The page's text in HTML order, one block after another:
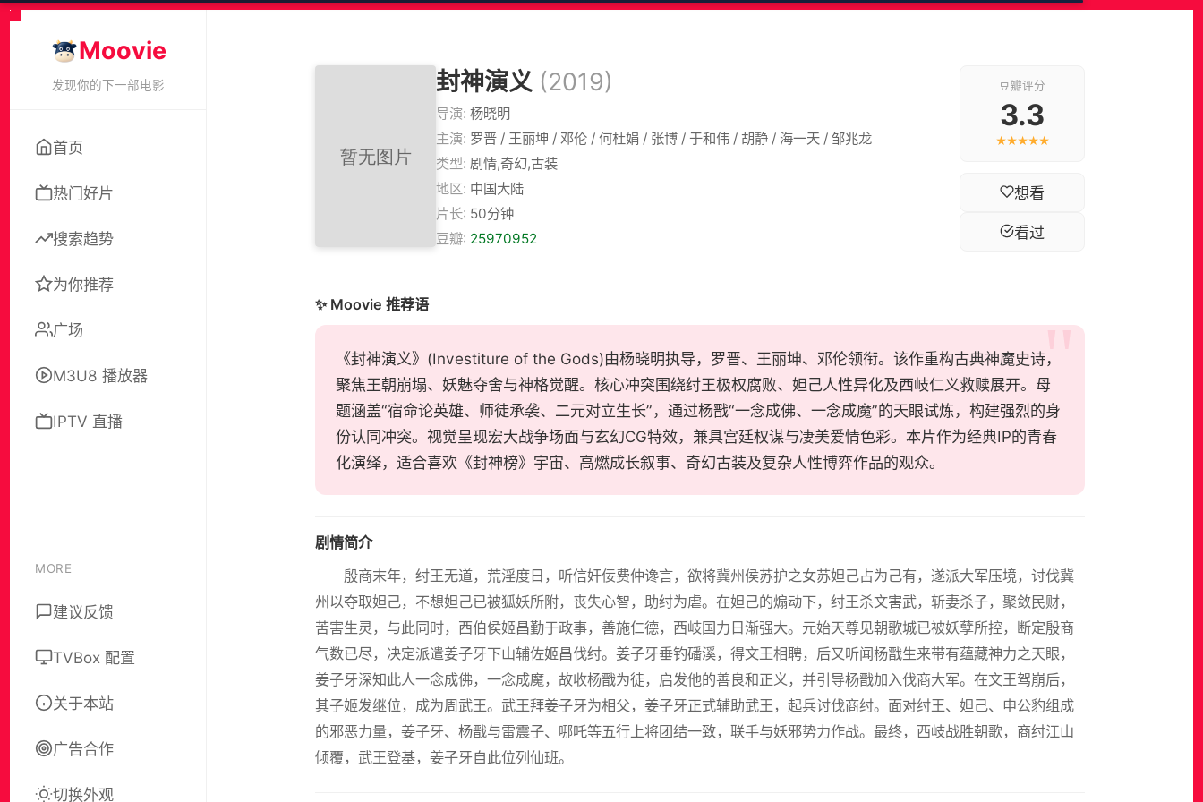
Moovie
发现你的下一部电影
首页
热门好片
搜索趋势
为你推荐
广场
M3U8 播放器
IPTV 直播
MORE
建议反馈
TVBox 配置
关于本站
广告合作
切换外观
封神演义 (2019)
导演: 杨晓明
主演: 罗晋 / 王丽坤 / 邓伦 / 何杜娟 / 张博 / 于和伟 / 胡静 / 海一天 / 邹兆龙
类型: 剧情,奇幻,古装
地区: 中国大陆
片长: 50分钟
豆瓣: 25970952
豆瓣评分
3.3
★★★★★
想看
看过
✨ Moovie 推荐语
《封神演义》(Investiture of the Gods)由杨晓明执导，罗晋、王丽坤、邓伦领衔。该作重构古典神魔史诗，
聚焦王朝崩塌、妖魅夺舍与神格觉醒。核心冲突围绕纣王极权腐败、妲己人性异化及西岐仁义救赎展开。母
题涵盖“宿命论英雄、师徒承袭、二元对立生长”，通过杨戬“一念成佛、一念成魔”的天眼试炼，构建强烈的身
份认同冲突。视觉呈现宏大战争场面与玄幻CG特效，兼具宫廷权谋与凄美爱情色彩。本片作为经典IP的青春
化演绎，适合喜欢《封神榜》宇宙、高燃成长叙事、奇幻古装及复杂人性博弈作品的观众。
剧情简介
殷商末年，纣王无道，荒淫度日，听信奸佞费仲谗言，欲将冀州侯苏护之女苏妲己占为己有，遂派大军压境，讨伐冀
州以夺取妲己，不想妲己已被狐妖所附，丧失心智，助纣为虐。在妲己的煽动下，纣王杀文害武，斩妻杀子，聚敛民财，
苦害生灵，与此同时，西伯侯姬昌勤于政事，善施仁德，西岐国力日渐强大。元始天尊见朝歌城已被妖孽所控，断定殷商
气数已尽，决定派遣姜子牙下山辅佐姬昌伐纣。姜子牙垂钓磻溪，得文王相聘，后又听闻杨戬生来带有蕴藏神力之天眼，
姜子牙深知此人一念成佛，一念成魔，故收杨戬为徒，启发他的善良和正义，并引导杨戬加入伐商大军。在文王驾崩后，
其子姬发继位，成为周武王。武王拜姜子牙为相父，姜子牙正式辅助武王，起兵讨伐商纣。面对纣王、妲己、申公豹组成
的邪恶力量，姜子牙、杨戬与雷震子、哪吒等五行上将团结一致，联手与妖邪势力作战。最终，西岐战胜朝歌，商纣江山
倾覆，武王登基，姜子牙自此位列仙班。